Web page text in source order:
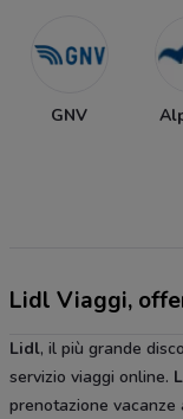
GNV
Lidl Viaggi,
Lidl, il più grande
servizio viaggi online.
prenotazione vacanze